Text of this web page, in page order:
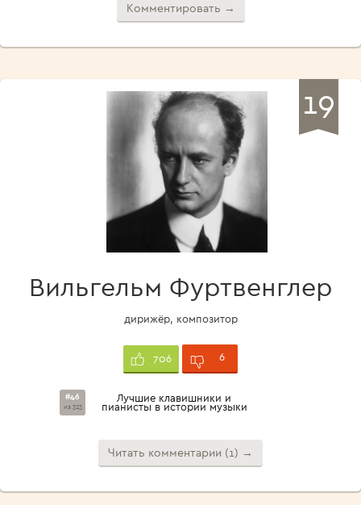
Комментировать →
19
Вильгельм Фуртвенглер
дирижёр, композитор
706 6
#46
из 323
Лучшие клавишники и
пианисты в истории музыки
Читать комментарии (1) →